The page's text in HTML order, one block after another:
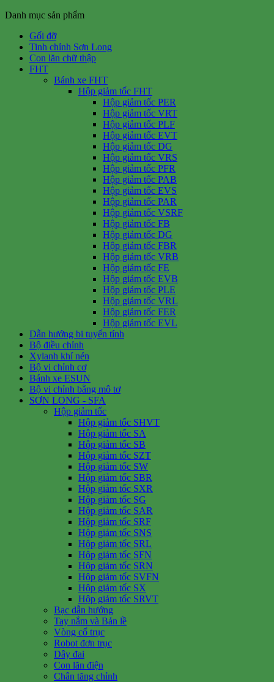
Danh mục sản phẩm
Gối đỡ
Tinh chỉnh Sơn Long
Con lăn chữ thập
FHT
Bánh xe FHT
Hộp giảm tốc FHT
Hộp giảm tốc PER
Hộp giảm tốc VRT
Hộp giảm tốc PLF
Hộp giảm tốc EVT
Hộp giảm tốc DG
Hộp giảm tốc VRS
Hộp giảm tốc PFR
Hộp giảm tốc PAB
Hộp giảm tốc EVS
Hộp giảm tốc PAR
Hộp giảm tốc VSRF
Hộp giảm tốc FB
Hộp giảm tốc DG
Hộp giảm tốc FBR
Hộp giảm tốc VRB
Hộp giảm tốc FE
Hộp giảm tốc EVB
Hộp giảm tốc PLE
Hộp giảm tốc VRL
Hộp giảm tốc FER
Hộp giảm tốc EVL
Dẫn hướng bi tuyến tính
Bộ điều chỉnh
Xylanh khí nén
Bộ vi chỉnh cơ
Bánh xe ESUN
Bộ vi chỉnh bằng mô tơ
SƠN LONG - SFA
Hộp giảm tốc
Hộp giảm tốc SHVT
Hộp giảm tốc SA
Hộp giảm tốc SB
Hộp giảm tốc SZT
Hộp giảm tốc SW
Hộp giảm tốc SBR
Hộp giảm tốc SXR
Hộp giảm tốc SG
Hộp giảm tốc SAR
Hộp giảm tốc SRF
Hộp giảm tốc SNS
Hộp giảm tốc SRL
Hộp giảm tốc SFN
Hộp giảm tốc SRN
Hộp giảm tốc SVFN
Hộp giảm tốc SX
Hộp giảm tốc SRVT
Bạc dẫn hướng
Tay nắm và Bản lề
Vòng cổ trục
Robot đơn trục
Dây đai
Con lăn điện
Chân tăng chỉnh